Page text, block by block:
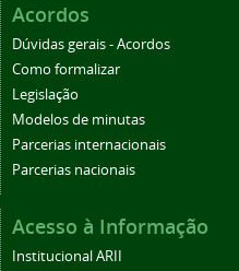
Acordos
Dúvidas gerais - Acordos
Como formalizar
Legislação
Modelos de minutas
Parcerias internacionais
Parcerias nacionais
Acesso à Informação
Institucional ARII